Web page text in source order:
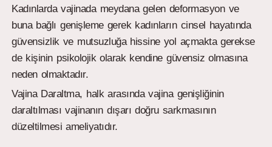
Kadınlarda vajinada meydana gelen deformasyon ve
buna bağlı genişleme gerek kadınların cinsel hayatında
güvensizlik ve mutsuzluğa hissine yol açmakta gerekse
de kişinin psikolojik olarak kendine güvensiz olmasına
neden olmaktadır.
Vajina Daraltma, halk arasında vajina genişliğinin
daraltılması vajinanın dışarı doğru sarkmasının
düzeltilmesi ameliyatıdır.